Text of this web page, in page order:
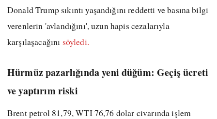
Donald Trump sıkıntı yaşandığını reddetti ve basına bilgi
verenlerin 'avlandığını', uzun hapis cezalarıyla
karşılaşacağını söyledi.
Hürmüz pazarlığında yeni düğüm: Geçiş ücreti
ve yaptırım riski
Brent petrol 81,79, WTI 76,76 dolar civarında işlem